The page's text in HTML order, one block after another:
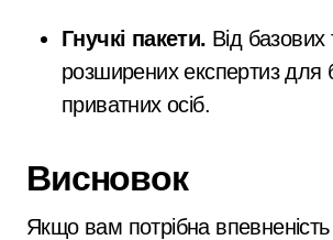
Гнучкі пакети. Від базових
розширених експертиз для
приватних осіб.
Висновок
Якщо вам потрібна впевненість